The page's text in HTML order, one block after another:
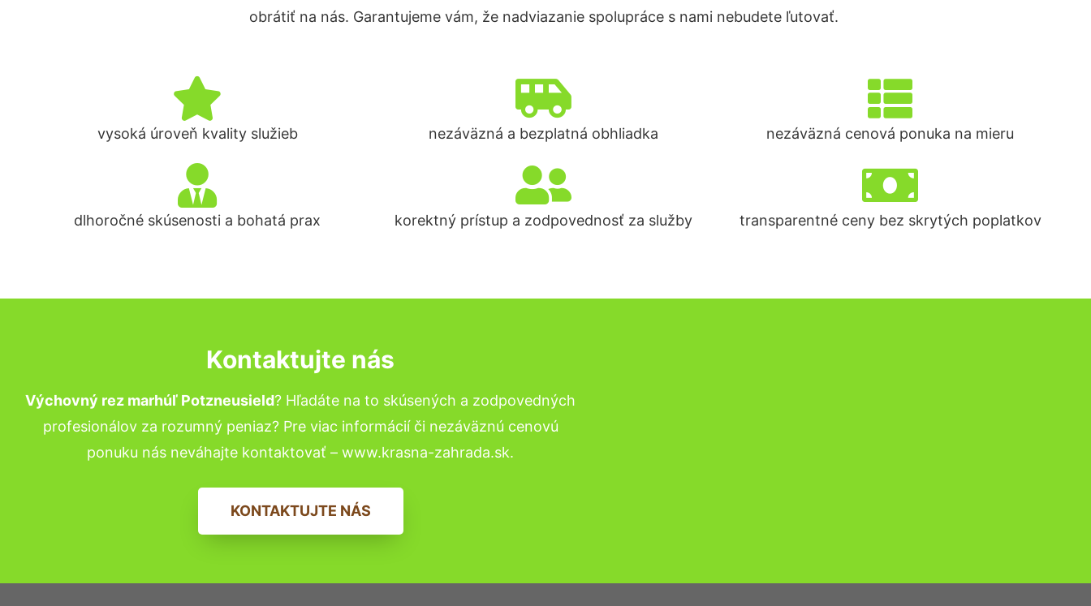
obrátiť na nás. Garantujeme vám, že nadviazanie spolupráce s nami nebudete ľutovať.
vysoká úroveň kvality služieb nezáväzná a bezplatná obhliadka nezáväzná cenová ponuka na mieru
dlhoročné skúsenosti a bohatá prax korektný prístup a zodpovednosť za služby transparentné ceny bez skrytých poplatkov
Kontaktujte nás
Výchovný rez marhúľ Potzneusield? Hľadáte na to skúsených a zodpovedných
profesionálov za rozumný peniaz? Pre viac informácií či nezáväznú cenovú
ponuku nás neváhajte kontaktovať – www.krasna-zahrada.sk.
KONTAKTUJTE NÁS